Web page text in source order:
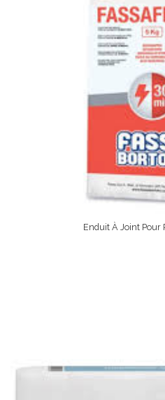
Enduit À Joint Pour
Lire La